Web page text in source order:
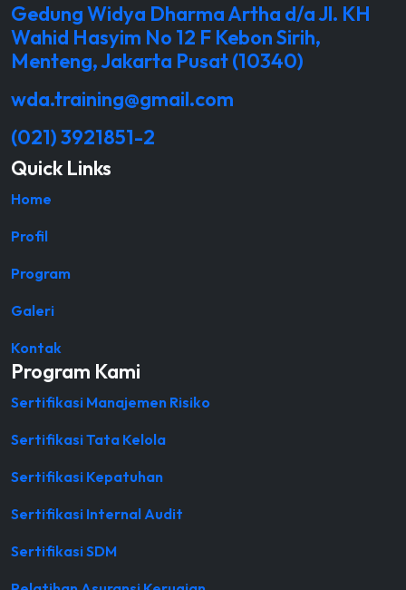
Gedung Widya Dharma Artha d/a Jl. KH
Wahid Hasyim No 12 F Kebon Sirih,
Menteng, Jakarta Pusat (10340)
wda.training@gmail.com
(021) 3921851-2
Quick Links
Home
Profil
Program
Galeri
Kontak
Program Kami
Sertifikasi Manajemen Risiko
Sertifikasi Tata Kelola
Sertifikasi Kepatuhan
Sertifikasi Internal Audit
Sertifikasi SDM